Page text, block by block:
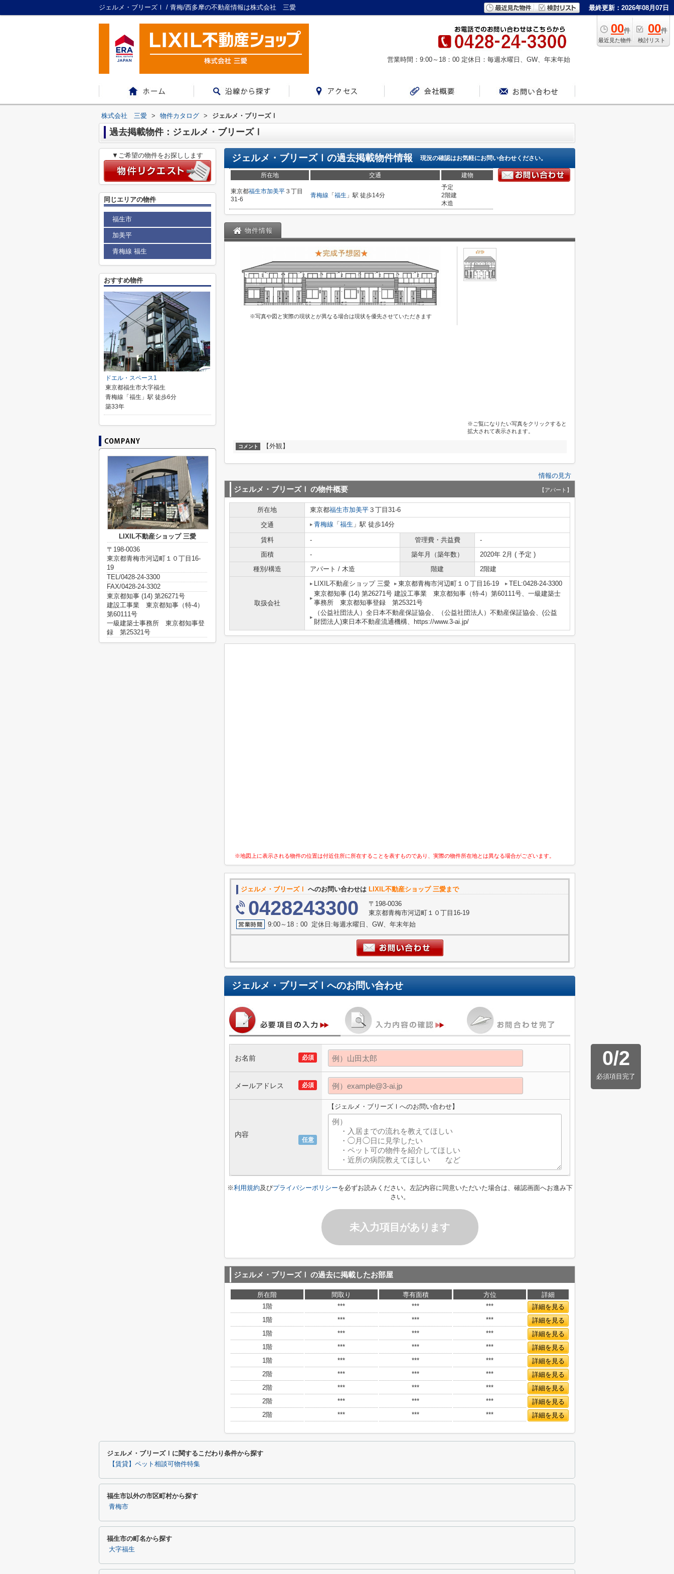
ジェルメ・ブリーズⅠ / 青梅/西多摩の不動産情報は株式会社 三愛 最終更新：2026年08月07日
00件
最近見た物件
00件
検討リスト
営業時間：9:00～18：00 定休日：毎週水曜日、GW、年末年始
株式会社 三愛 > 物件カタログ > ジェルメ・ブリーズⅠ
過去掲載物件：ジェルメ・ブリーズⅠ
ジェルメ・ブリーズⅠ の過去掲載物件情報 現況の確認はお気軽にお問い合わせください。
所在地 交通 建物
東京都福生市加美平 ３丁目
31-6
青梅線 「 福生 」駅 徒歩14分
予定
2階建
木造
物件情報
※写真や図と実際の現状とが異なる場合は現状を優先させていただきます
※ご覧になりたい写真をクリックすると
拡大されて表示されます。
コメント 【外観】
情報の見方
ジェルメ・ブリーズⅠ の物件概要 【アパート】
所在地 東京都福生市加美平 ３丁目31-6
交通
青梅線 「 福生 」駅 徒歩14分
賃料 - 管理費・共益費
-
面積
- 築年月（築年数）
2020年 2月 ( 予定 )
種別/構造
アパート / 木造 階建 2階建
取扱会社
LIXIL不動産ショップ 三愛 東京都青梅市河辺町１０丁目16-19
TEL:0428-24-3300
東京都知事 (14) 第26271号 建設工事業 東京都知事（特-4）第60111号、一級建築士
事務所 東京都知事登録 第25321号
（公益社団法人）全日本不動産保証協会、（公益社団法人）不動産保証協会、(公益
財団法人)東日本不動産流通機構、https://www.3-ai.jp/
※地図上に表示される物件の位置は付近住所に所在することを表すものであり、実際の物件所在地とは異なる場合がございます。
ジェルメ・ブリーズⅠ へのお問い合わせは LIXIL不動産ショップ 三愛まで
0428243300
〒198-0036
東京都青梅市河辺町１０丁目16-19
9:00～18：00 定休日:毎週水曜日、GW、年末年始
ジェルメ・ブリーズⅠ へのお問い合わせ
0/2
必須項目完了
必須
お名前
必須
メールアドレス
任意
内容
【ジェルメ・ブリーズⅠへのお問い合わせ】
※利用規約及びプライバシーポリシーを必ずお読みください。左記内容に同意いただいた場合は、確認画面へお進み下
さい。
未入力項目があります
ジェルメ・ブリーズⅠ の過去に掲載したお部屋
所在階 間取り 専有面積 方位
詳細
1階
*** *** ***
詳細を見る
1階
*** *** ***
詳細を見る
1階
*** *** ***
詳細を見る
1階
*** *** ***
詳細を見る
1階
*** *** ***
詳細を見る
2階
*** *** ***
詳細を見る
2階
*** *** ***
詳細を見る
2階
*** *** ***
詳細を見る
2階
*** *** *** 詳細を見る
▼ご希望の物件をお探しします
同じエリアの物件
福生市
加美平
青梅線 福生
おすすめ物件
ドエル・スペース1
東京都福生市大字福生
青梅線「福生」駅 徒歩6分
築33年
LIXIL不動産ショップ 三愛
〒198-0036
東京都青梅市河辺町１０丁目16-
19
TEL/0428-24-3300
FAX/0428-24-3302
東京都知事 (14) 第26271号
建設工事業 東京都知事（特-4）
第60111号
一級建築士事務所 東京都知事登
録 第25321号
ジェルメ・ブリーズⅠに関するこだわり条件から探す
【賃貸】ペット相談可物件特集
福生市以外の市区町村から探す
青梅市
福生市の町名から探す
大字福生